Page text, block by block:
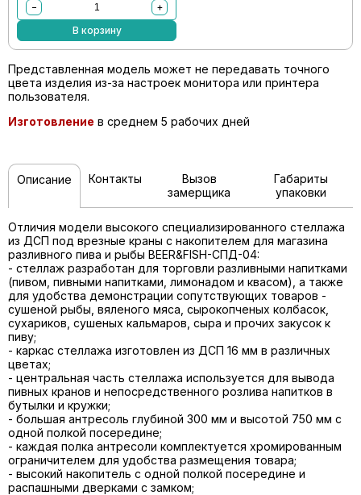
−
+
В корзину
Представленная модель может не передавать точного
цвета изделия из-за настроек монитора или принтера
пользователя.
Изготовление в среднем 5 рабочих дней
Описание Контакты
Вызов
замерщика
Габариты
упаковки
Отличия модели высокого специализированного стеллажа
из ДСП под врезные краны с накопителем для магазина
разливного пива и рыбы BEER&FISH-СПД-04:
- стеллаж разработан для торговли разливными напитками
(пивом, пивными напитками, лимонадом и квасом), а также
для удобства демонстрации сопутствующих товаров -
сушеной рыбы, вяленого мяса, сырокопченых колбасок,
сухариков, сушеных кальмаров, сыра и прочих закусок к
пиву;
- каркас стеллажа изготовлен из ДСП 16 мм в различных
цветах;
- центральная часть стеллажа используется для вывода
пивных кранов и непосредственного розлива напитков в
бутылки и кружки;
- большая антресоль глубиной 300 мм и высотой 750 мм с
одной полкой посередине;
- каждая полка антресоли комплектуется хромированным
ограничителем для удобства размещения товара;
- высокий накопитель с одной полкой посередине и
распашными дверками с замком;